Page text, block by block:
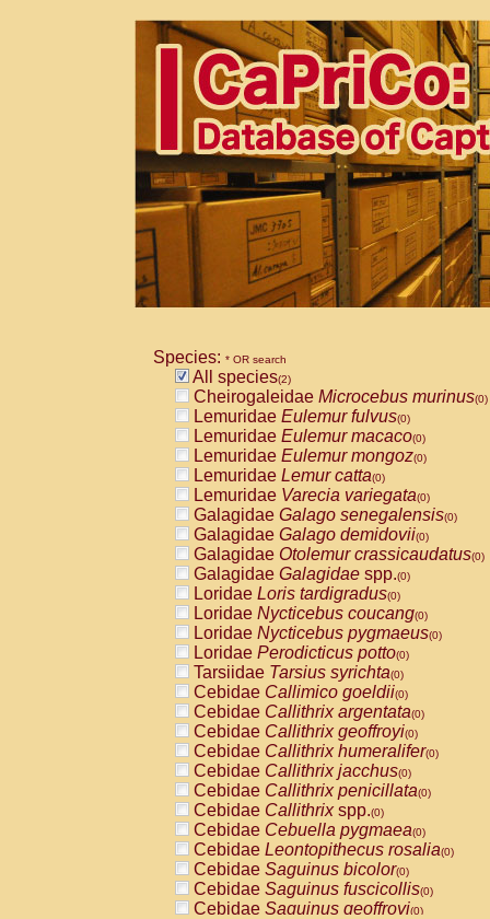
Species: * OR search
All species(2)
Cheirogaleidae Microcebus murinus(0)
Lemuridae Eulemur fulvus(0)
Lemuridae Eulemur macaco(0)
Lemuridae Eulemur mongoz(0)
Lemuridae Lemur catta(0)
Lemuridae Varecia variegata(0)
Galagidae Galago senegalensis(0)
Galagidae Galago demidovii(0)
Galagidae Otolemur crassicaudatus(0)
Galagidae Galagidae spp.(0)
Loridae Loris tardigradus(0)
Loridae Nycticebus coucang(0)
Loridae Nycticebus pygmaeus(0)
Loridae Perodicticus potto(0)
Tarsiidae Tarsius syrichta(0)
Cebidae Callimico goeldii(0)
Cebidae Callithrix argentata(0)
Cebidae Callithrix geoffroyi(0)
Cebidae Callithrix humeralifer(0)
Cebidae Callithrix jacchus(0)
Cebidae Callithrix penicillata(0)
Cebidae Callithrixspp.(0)
Cebidae Cebuella pygmaea(0)
Cebidae Leontopithecus rosalia(0)
Cebidae Saguinus bicolor(0)
Cebidae Saguinus fuscicollis(0)
Cebidae Saguinus geoffroyi(0)